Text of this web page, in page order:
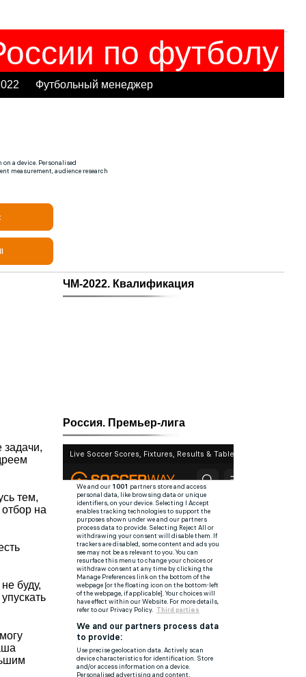
по футболу
Футбольный менеджер
задачи,
тем,
на
буду,
ЧМ-2022. Квалификация
Россия. Премьер-лига